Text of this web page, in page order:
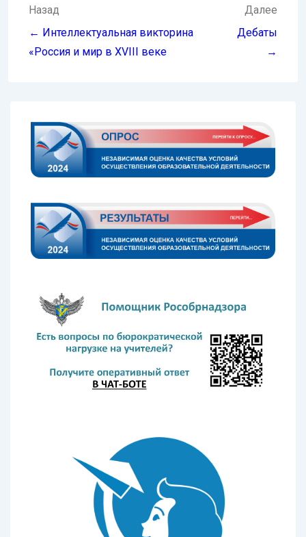
Навигация
по
записям
Назад
← Интеллектуальная викторина
«Россия и мир в XVIII веке
Далее
Дебаты
→